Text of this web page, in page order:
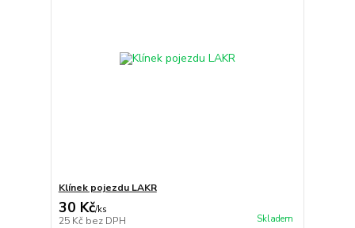
Klínek pojezdu LAKR
30 Kč/ks
25 Kč bez DPH Skladem